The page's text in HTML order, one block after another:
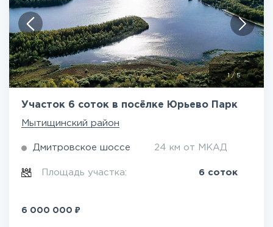
1/5
Участок 6 соток в посёлке Юрьево Парк
Мытищинский район
Дмитровское шоссе 24 км от МКАД
Площадь участка: 6 соток
6 000 000 ₽